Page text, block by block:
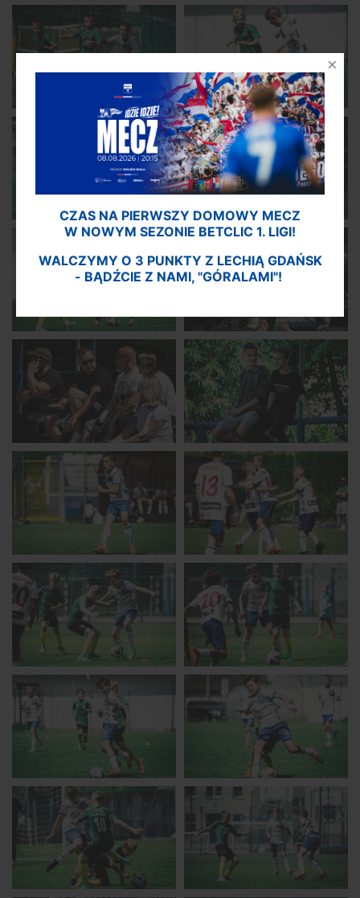
CZAS NA PIERWSZY DOMOWY MECZ
W NOWYM SEZONIE BETCLIC 1. LIGI!
WALCZYMY O 3 PUNKTY Z LECHIĄ GDAŃSK
- BĄDŹCIE Z NAMI, "GÓRALAMI"!